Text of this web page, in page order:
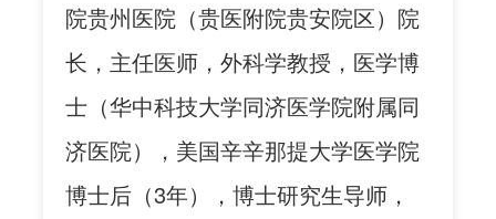
院贵州医院（贵医附院贵安院区）院
长，主任医师，外科学教授，医学博
士（华中科技大学同济医学院附属同
济医院），美国辛辛那提大学医学院
博士后（3年），博士研究生导师，